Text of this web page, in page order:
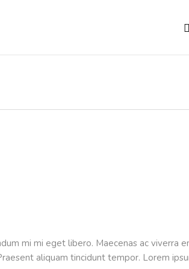
mi mi eget libero. Maecenas ac viverra
aliquam tincidunt tempor. Lorem